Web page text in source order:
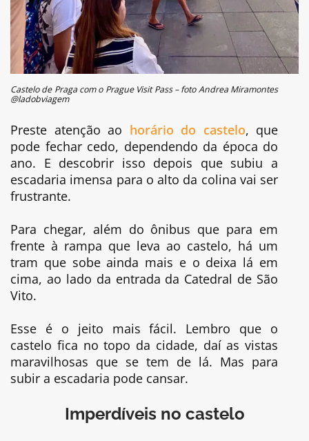
Castelo de Praga com o Prague Visit Pass – foto Andrea Miramontes
@ladobviagem
Preste atenção ao horário do castelo, que
pode fechar cedo, dependendo da época do
ano. E descobrir isso depois que subiu a
escadaria imensa para o alto da colina vai ser
frustrante.
Para chegar, além do ônibus que para em
frente à rampa que leva ao castelo, há um
tram que sobe ainda mais e o deixa lá em
cima, ao lado da entrada da Catedral de São
Vito.
Esse é o jeito mais fácil. Lembro que o
castelo fica no topo da cidade, daí as vistas
maravilhosas que se tem de lá. Mas para
subir a escadaria pode cansar.
Imperdíveis no castelo